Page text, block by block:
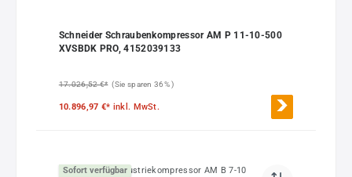
Schneider Schraubenkompressor AM P 11-10-500
XVSBDK PRO, 4152039133
17.026,52 €* (Sie sparen 36% )
10.896,97 €* inkl. MwSt.
Sofort verfügbar